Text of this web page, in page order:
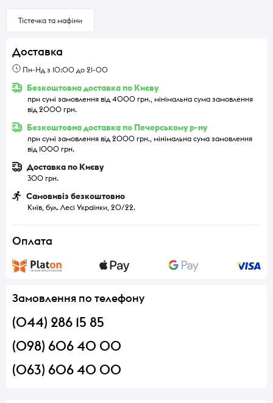
Тістечка та мафіни
Доставка
Пн-Нд з 10:00 до 21-00
Безкоштовна доставка по Києву
при сумі замовлення від 4000 грн., мінімальна сума замовлення
від 2000 грн.
Безкоштовна доставка по Печерському р-ну
при сумі замовлення від 2000 грн., мінімальна сума замовлення
від 1000 грн.
Доставка по Києву
300 грн.
Самовивіз безкоштовно
Київ, бул. Лесі Українки, 20/22.
Оплата
Замовлення по телефону
(044) 286 15 85
(098) 606 40 00
(063) 606 40 00